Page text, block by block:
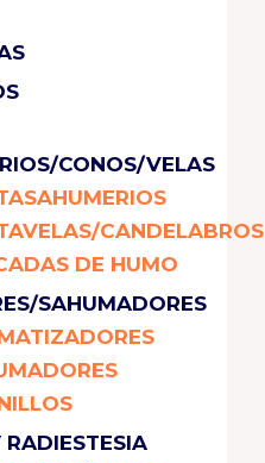
CONOS/VELAS
CANDELABROS
DE HUMO
SAHUMADORES
RADIESTESIA